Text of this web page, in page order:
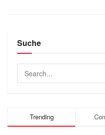
Suche
Trending